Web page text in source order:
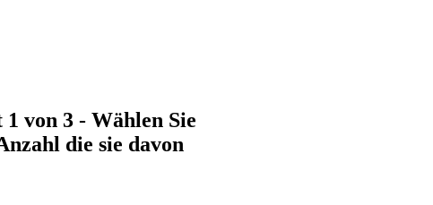
von 3 - Wählen Sie
die sie davon